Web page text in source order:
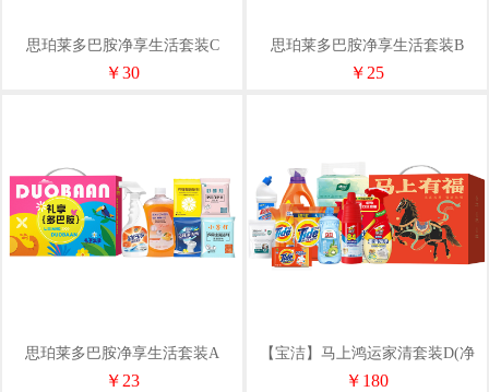
思珀莱多巴胺净享生活套装C
￥30
思珀莱多巴胺净享生活套装B
￥25
思珀莱多巴胺净享生活套装A
￥23
【宝洁】马上鸿运家清套装D(净
含量5251g）
￥180